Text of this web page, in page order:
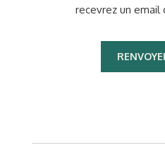
recevrez un email